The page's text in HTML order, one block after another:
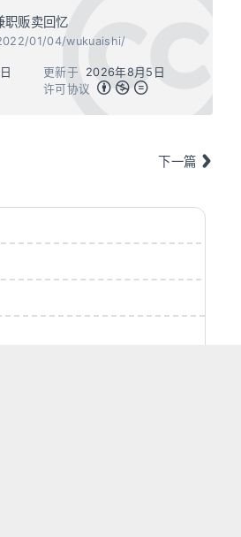
职贩卖回忆
01/04/wukuaishi/
更新于
2026年8月5日
许可协议
下一篇